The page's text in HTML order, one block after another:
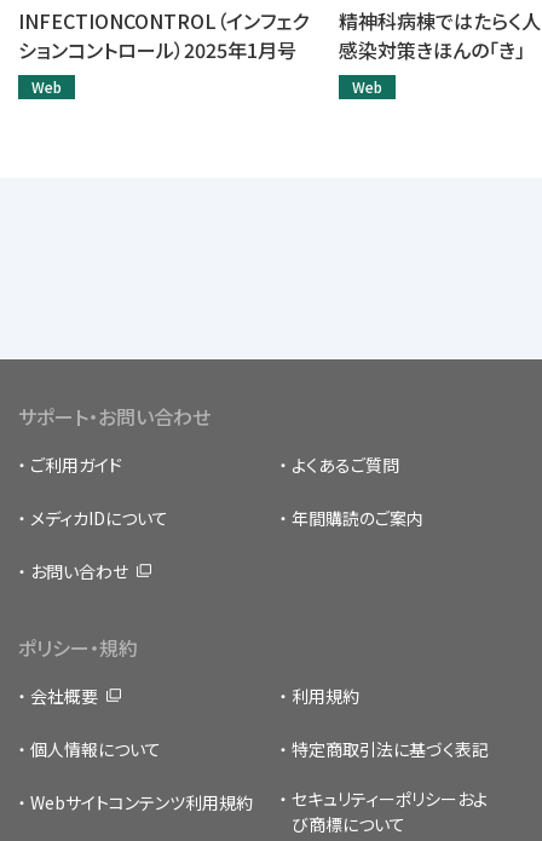
INFECTIONCONTROL（インフェク
ションコントロール）2025年1月号
Web
精神科病棟ではたらく
感染対策きほんの「き」
Web
サポート・お問い合わせ
ご利用ガイド よくあるご質問
メディカIDについて 年間購読のご案内
お問い合わせ
ポリシー・規約
会社概要 利用規約
個人情報について 特定商取引法に基づく表記
Webサイトコンテンツ利用規約 セキュリティーポリシー およ
び商標について